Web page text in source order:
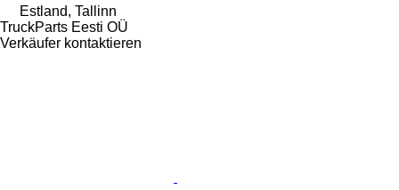
Estland, Tallinn
TruckParts Eesti OÜ
Verkäufer kontaktieren